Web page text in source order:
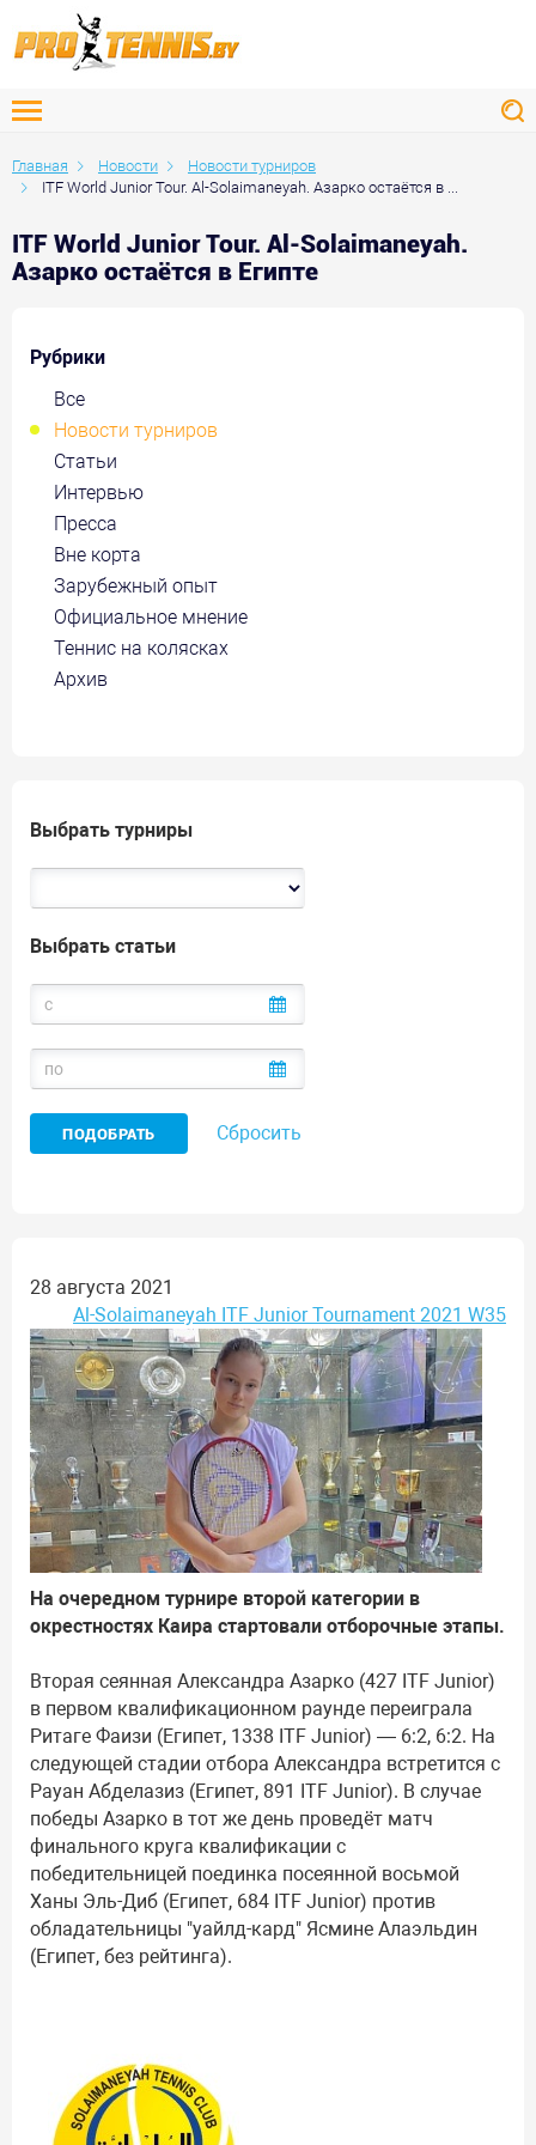
Главная Новости
Новости турниров
ITF World Junior Tour. Al-Solaimaneyah. Азарко остаётся в ...
ITF World Junior Tour. Al-Solaimaneyah.
Азарко остаётся в Египте
Рубрики
Все
Новости турниров
Статьи
Интервью
Пресса
Вне корта
Зарубежный опыт
Официальное мнение
Теннис на колясках
Архив
Выбрать турниры
Выбрать статьи
Сбросить
28 августа 2021
Al-Solaimaneyah ITF Junior Tournament 2021 W35
На очередном турнире второй категории в
окрестностях Каира стартовали отборочные этапы.
Вторая сеянная Александра Азарко (427 ITF Junior)
в первом квалификационном раунде переиграла
Ритаге Фаизи (Египет, 1338 ITF Junior) — 6:2, 6:2. На
следующей стадии отбора Александра встретится с
Рауан Абделазиз (Египет, 891 ITF Junior). В случае
победы Азарко в тот же день проведёт матч
финального круга квалификации с
победительницей поединка посеянной восьмой
Ханы Эль-Диб (Египет, 684 ITF Junior) против
обладательницы "уайлд-кард" Ясмине Алаэльдин
(Египет, без рейтинга).